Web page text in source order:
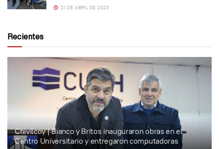
21 DE ABRIL DE 2023
Recientes
Chivilcoy | Bianco y Britos inauguraron obras en el
Centro Universitario y entregaron computadoras